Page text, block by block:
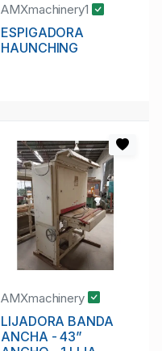
AMXmachinery1
ESPIGADORA
HAUNCHING
AMXmachinery
LIJADORA BANDA
ANCHA - 43”